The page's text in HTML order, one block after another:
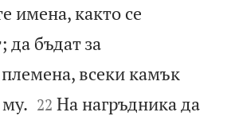
имена, както се
да бъдат за
всеки камък


22 На нагръдника да